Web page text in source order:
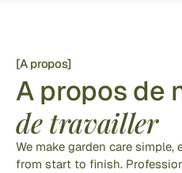
[A propos]
A propos de
de travailler
We make garden care
from start to finish.